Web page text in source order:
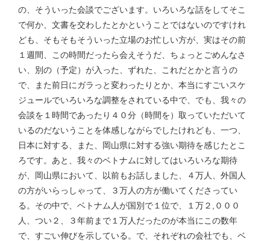
の、そういった会談でございます。いろいろな話をしてそこ
で何か、文書を交わしたとかということではないのですけれ
ども、そもそもそういった立場のお忙しい方が、実はその前
１週間、この時間だったら会えそうだ、ちょっとごめんなさ
い、別の（予定）が入った、ずれた、これだとかと言うの
で、また前日にガラっと変わったりとか、本当にすごいスケ
ジュールでいろいろな調整をされている中で、でも、我々の
会談を１時間であったり４０分（時間を）取っていただいて
いるのだないうことを体感しながらでしたけれども、一つ、
日本に対する、また、岡山県に対する強い期待を感じたとこ
ろです。あと、我々のベトナムに対してはいろいろな期待
が、岡山県において、以前もお話しました、４万人、外国人
の方がいらっしゃって、３万人の方が働いてくださってい
る。その中で、ベトナム人が国別で１位で、１万２,０００
人、つい２、３年前まで１万人だったのが本当にこの数年
で、すごい伸びを示している。で、それぞれの会社でも、ベ